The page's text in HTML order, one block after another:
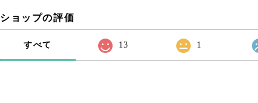
ショップの評価
すべて 13 1